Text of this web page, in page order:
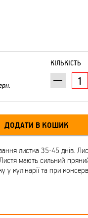
КІЛЬКІСТЬ
листка 35-45 днів.
мають сильний
кулінарії та при